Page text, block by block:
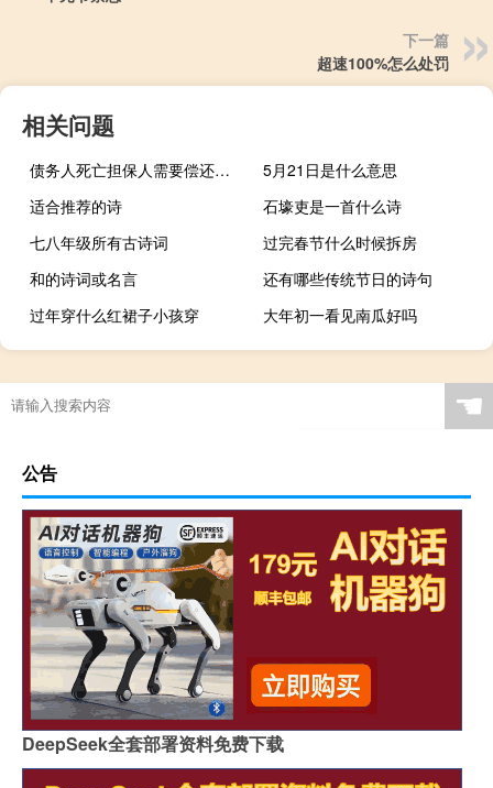
下一篇
超速100%怎么处罚
相关问题
债务人死亡担保人需要偿还债务吗
5月21日是什么意思
适合推荐的诗
石壕吏是一首什么诗
七八年级所有古诗词
过完春节什么时候拆房
和的诗词或名言
还有哪些传统节日的诗句
过年穿什么红裙子小孩穿
大年初一看见南瓜好吗
☚
公告
DeepSeek全套部署资料免费下载